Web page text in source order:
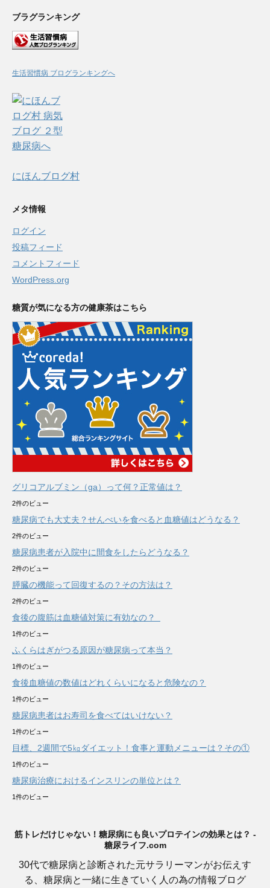
カ
ブ
ブラグランキング
生活習慣病 ブログランキングへ
にほんブログ村
メタ情報
ログイン
投稿フィード
コメントフィード
WordPress.org
糖質が気になる方の健康茶はこちら
グリコアルブミン（ga）って何？正常値は？
2件のビュー
糖尿病でも大丈夫？せんべいを食べると血糖値はどうなる？
2件のビュー
糖尿病患者が入院中に間食をしたらどうなる？
2件のビュー
膵臓の機能って回復するの？その方法は？
2件のビュー
食後の腹筋は血糖値対策に有効なの？
1件のビュー
ふくらはぎがつる原因が糖尿病って本当？
1件のビュー
食後血糖値の数値はどれくらいになると危険なの？
1件のビュー
糖尿病患者はお寿司を食べてはいけない？
1件のビュー
目標、2週間で5㎏ダイエット！食事と運動メニューは？その①
1件のビュー
糖尿病治療におけるインスリンの単位とは？
1件のビュー
筋トレだけじゃない！糖尿病にも良いプロテインの効果とは？ -
糖尿ライフ.com
30代で糖尿病と診断された元サラリーマンがお伝えす
る、糖尿病と一緒に生きていく人の為の情報ブログ